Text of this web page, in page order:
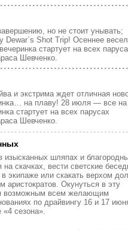
но не стоит унывать;
Dewar`s Shot Trip! Осеннее
стартует на всех
Шевченко.
и экстрима ждет отличная
на плаву! 28 июля — все на
стартует на всех парусах
Шевченко.
шляпах и
на скачках, вести светские
экипаже или скакать верхом
аристократов. Окунуться в эту
возможным всем желающим
по драйвингу 16 и 17
сезона».